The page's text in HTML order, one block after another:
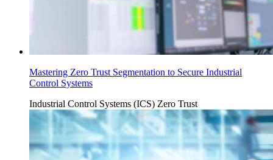
Mastering Zero Trust Segmentation to Secure Industrial
Control Systems
Industrial Control Systems (ICS) Zero Trust